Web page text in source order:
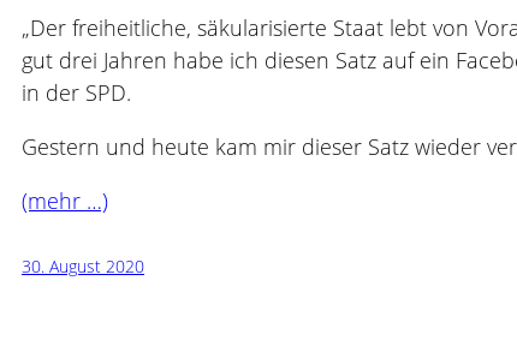
„Der freiheitliche, säkularisierte Staat lebt von
gut drei Jahren habe ich diesen Satz auf ein
in der SPD.
Gestern und heute kam mir dieser Satz wieder
(mehr …)
30. August 2020